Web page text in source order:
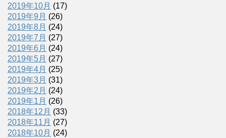
2019年10月 (17)
2019年9月 (26)
2019年8月 (24)
2019年7月 (27)
2019年6月 (24)
2019年5月 (27)
2019年4月 (25)
2019年3月 (31)
2019年2月 (24)
2019年1月 (26)
2018年12月 (33)
2018年11月 (27)
2018年10月 (24)